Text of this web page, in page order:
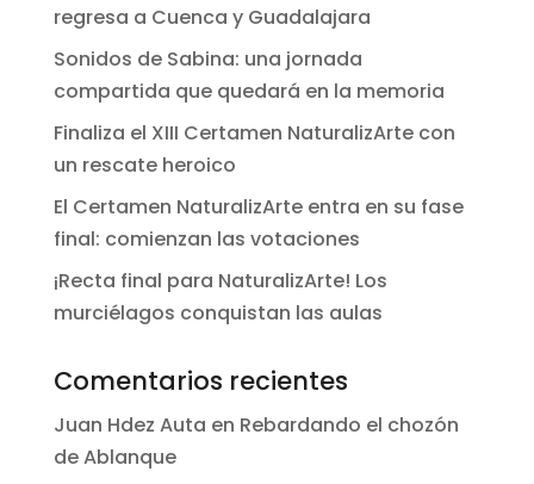
regresa a Cuenca y Guadalajara
Sonidos de Sabina: una jornada
compartida que quedará en la memoria
Finaliza el XIII Certamen NaturalizArte con
un rescate heroico
El Certamen NaturalizArte entra en su fase
final: comienzan las votaciones
¡Recta final para NaturalizArte! Los
murciélagos conquistan las aulas
Comentarios recientes
Juan Hdez Auta en Rebardando el chozón
de Ablanque